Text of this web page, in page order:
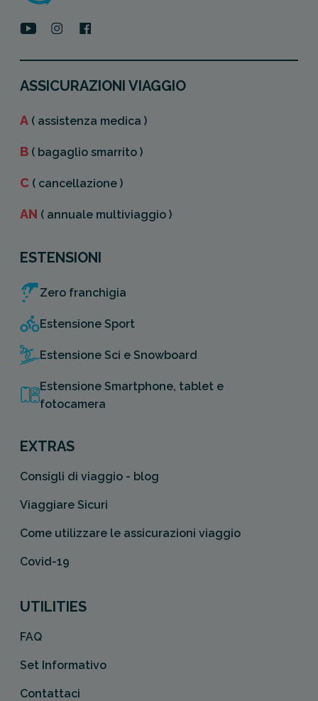
ASSICURAZIONI VIAGGIO
A ( assistenza medica )
B ( bagaglio smarrito )
C ( cancellazione )
AN ( annuale multiviaggio )
ESTENSIONI
Zero franchigia
Estensione Sport
Estensione Sci e Snowboard
Estensione Smartphone, tablet e
fotocamera
EXTRAS
Consigli di viaggio - blog
Viaggiare Sicuri
Come utilizzare le assicurazioni viaggio
Covid-19
UTILITIES
FAQ
Set Informativo
Contattaci